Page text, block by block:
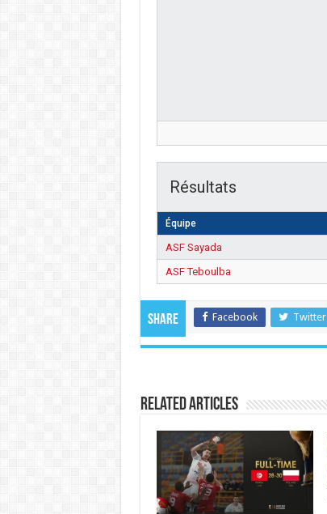
Résultats
Équipe
ASF Sayada
ASF Teboulba
Share Facebook Twitter
Related Articles